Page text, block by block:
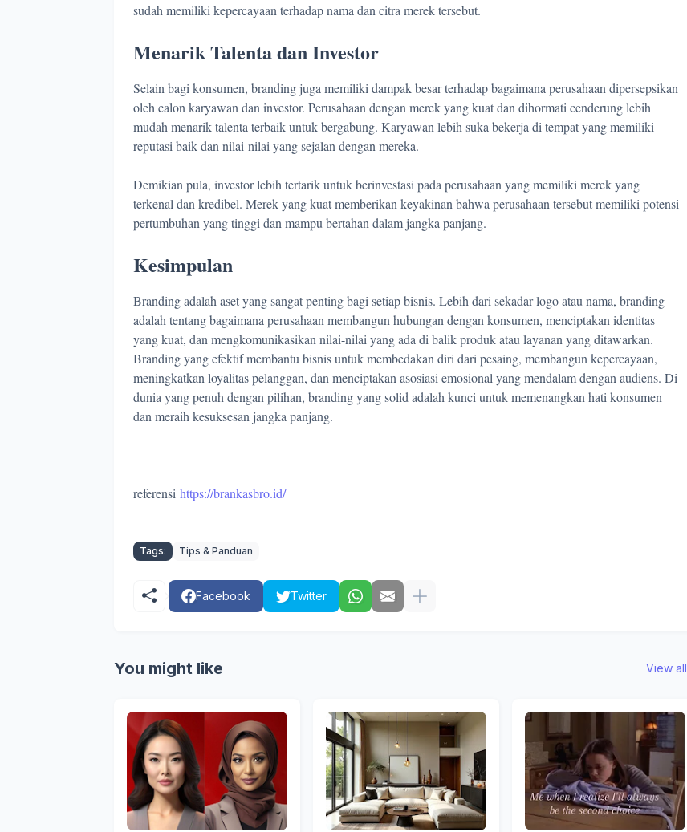
sudah memiliki kepercayaan terhadap nama dan citra merek tersebut.
Menarik Talenta dan Investor
Selain bagi konsumen, branding juga memiliki dampak besar terhadap bagaimana perusahaan dipersepsikan
oleh calon karyawan dan investor. Perusahaan dengan merek yang kuat dan dihormati cenderung lebih
mudah menarik talenta terbaik untuk bergabung. Karyawan lebih suka bekerja di tempat yang memiliki
reputasi baik dan nilai-nilai yang sejalan dengan mereka.
Demikian pula, investor lebih tertarik untuk berinvestasi pada perusahaan yang memiliki merek yang
terkenal dan kredibel. Merek yang kuat memberikan keyakinan bahwa perusahaan tersebut memiliki potensi
pertumbuhan yang tinggi dan mampu bertahan dalam jangka panjang.
Kesimpulan
Branding adalah aset yang sangat penting bagi setiap bisnis. Lebih dari sekadar logo atau nama, branding
adalah tentang bagaimana perusahaan membangun hubungan dengan konsumen, menciptakan identitas
yang kuat, dan mengkomunikasikan nilai-nilai yang ada di balik produk atau layanan yang ditawarkan.
Branding yang efektif membantu bisnis untuk membedakan diri dari pesaing, membangun kepercayaan,
meningkatkan loyalitas pelanggan, dan menciptakan asosiasi emosional yang mendalam dengan audiens. Di
dunia yang penuh dengan pilihan, branding yang solid adalah kunci untuk memenangkan hati konsumen
dan meraih kesuksesan jangka panjang.
referensi https://brankasbro.id/
Tags: Tips & Panduan
Facebook Twitter
You might like View all